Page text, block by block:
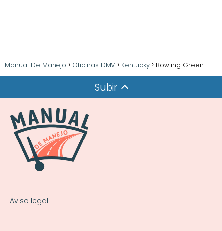
Manual De Manejo Oficinas DMV Kentucky Bowling Green
Subir
Aviso legal